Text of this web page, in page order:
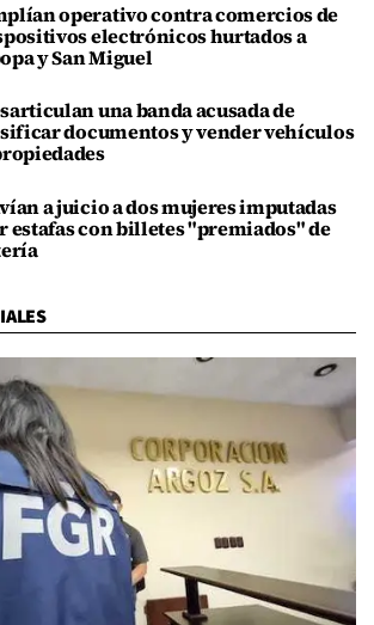
operativo contra comercios de
electrónicos hurtados a
y San Miguel
una banda acusada de
documentos y vender vehículos
a juicio a dos mujeres imputadas
estafas con billetes "premiados" de